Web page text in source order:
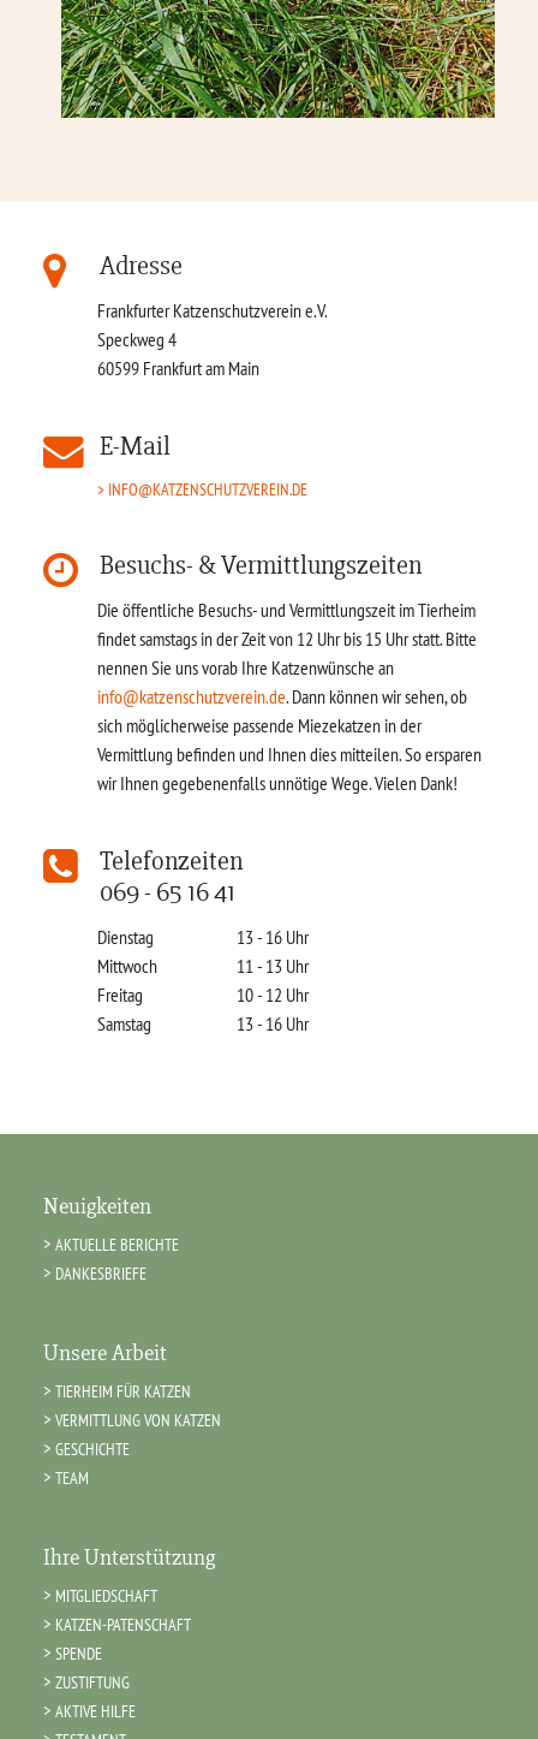
Adresse
Frankfurter Katzenschutzverein e.V.
Speckweg 4
60599 Frankfurt am Main
E-Mail
INFO@KATZENSCHUTZVEREIN.DE
Besuchs- & Vermittlungszeiten
Die öffentliche Besuchs- und Vermittlungszeit im Tierheim
findet samstags in der Zeit von 12 Uhr bis 15 Uhr statt. Bitte
nennen Sie uns vorab Ihre Katzenwünsche an
info@katzenschutzverein.de. Dann können wir sehen, ob
sich möglicherweise passende Miezekatzen in der
Vermittlung befinden und Ihnen dies mitteilen. So ersparen
wir Ihnen gegebenenfalls unnötige Wege. Vielen Dank!
Telefonzeiten
069 - 65 16 41
Dienstag
13 - 16 Uhr
Mittwoch
11 - 13 Uhr
Freitag
10 - 12 Uhr
Samstag
13 - 16 Uhr
Neuigkeiten
AKTUELLE BERICHTE
DANKESBRIEFE
Unsere Arbeit
TIERHEIM FÜR KATZEN
VERMITTLUNG VON KATZEN
GESCHICHTE
TEAM
Ihre Unterstützung
MITGLIEDSCHAFT
KATZEN-PATENSCHAFT
SPENDE
ZUSTIFTUNG
AKTIVE HILFE